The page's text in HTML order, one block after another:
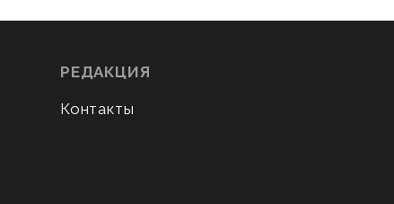
РЕДАКЦИЯ
Контакты